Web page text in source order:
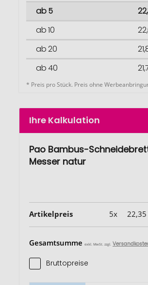
ab 5
ab 10
ab 20
ab 40
* Preis pro Stück. Preis ohne
Ihre Kalkulation
Pao Bambus-
Messer natur
Artikelpreis 5x
Gesamtsumme exkl. MwSt. zzgl.
Bruttopreise